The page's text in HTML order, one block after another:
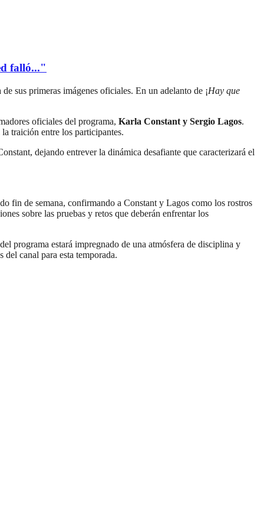
falló..."
sus primeras imágenes oficiales. En un adelanto de ¡Hay que
oficiales del programa, Karla Constant y Sergio Lagos.
traición entre los participantes.
dejando entrever la dinámica desafiante que caracterizará el
fin de semana, confirmando a Constant y Lagos como los rostros
sobre las pruebas y retos que deberán enfrentar los
programa estará impregnado de una atmósfera de disciplina y
del canal para esta temporada.